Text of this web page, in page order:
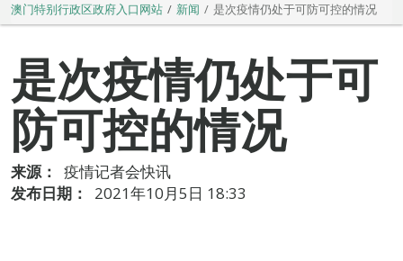
澳门特别行政区政府入口网站 新闻 是次疫情仍处于可防可控的情况
是次疫情仍处于可
防可控的情况
来源：
疫情记者会快讯
发布日期：
2021年10月5日 18:33